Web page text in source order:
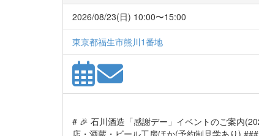
2026/08/23(日) 10:00〜15:00
東京都福生市熊川1番地
# 🎉 石川酒造「感謝デー」イベントのご案内